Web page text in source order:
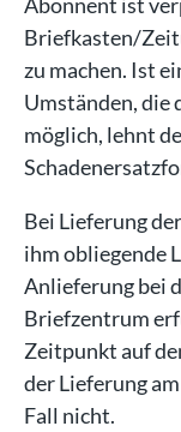
Briefkasten/
zu machen. Ist
Umständen, die
möglich, lehnt
Bei Lieferung
ihm obliegende
Anlieferung bei
Briefzentrum
Zeitpunkt auf
der Lieferung
Fall nicht.